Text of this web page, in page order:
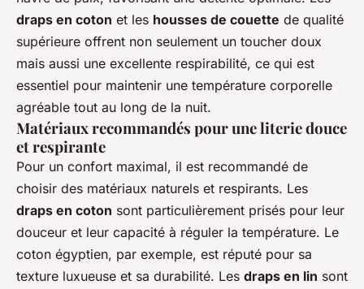
draps en coton et les housses de couette de qualité
supérieure offrent non seulement un toucher doux
mais aussi une excellente respirabilité, ce qui est
essentiel pour maintenir une température corporelle
agréable tout au long de la nuit.
Matériaux recommandés pour une literie douce
et respirante
Pour un confort maximal, il est recommandé de
choisir des matériaux naturels et respirants. Les
draps en coton sont particulièrement prisés pour leur
douceur et leur capacité à réguler la température. Le
coton égyptien, par exemple, est réputé pour sa
texture luxueuse et sa durabilité. Les draps en lin sont